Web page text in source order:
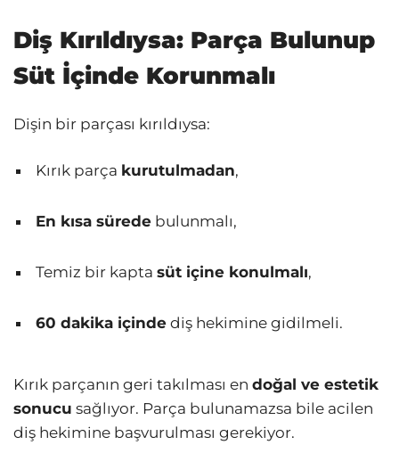
Diş Kırıldıysa: Parça Bulunup
Süt İçinde Korunmalı
Dişin bir parçası kırıldıysa:
Kırık parça kurutulmadan,
En kısa sürede bulunmalı,
Temiz bir kapta süt içine konulmalı,
60 dakika içinde diş hekimine gidilmeli.
Kırık parçanın geri takılması en doğal ve estetik
sonucu sağlıyor. Parça bulunamazsa bile acilen
diş hekimine başvurulması gerekiyor.